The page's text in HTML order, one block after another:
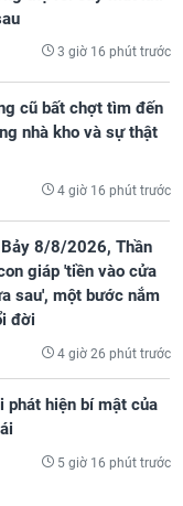
3 giờ 16 phút trước
cũ bất chợt tìm đến
nhà kho và sự thật
4 giờ 16 phút trước
8/8/2026, Thần
giáp 'tiền vào cửa
sau', một bước nắm
đời
4 giờ 26 phút trước
phát hiện bí mật của
5 giờ 16 phút trước